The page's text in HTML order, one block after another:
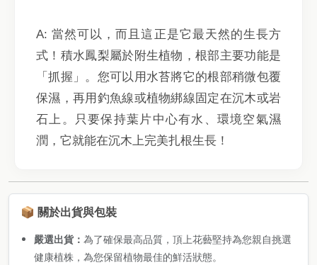
A: 當然可以，而且這正是它最天然的生長方
式！積水鳳梨屬於附生植物，根部主要功能是
「抓握」。您可以用水苔將它的根部稍微包覆
保濕，再用釣魚線或植物綁線固定在沉木或岩
石上。只要保持葉片中心有水、環境空氣濕
潤，它就能在沉木上完美扎根生長！
📦 關於出貨與包裝
嚴選出貨：為了確保最高品質，頂上花藝堅持為您親自挑選
健康植株，為您保留植物最佳的鮮活狀態。